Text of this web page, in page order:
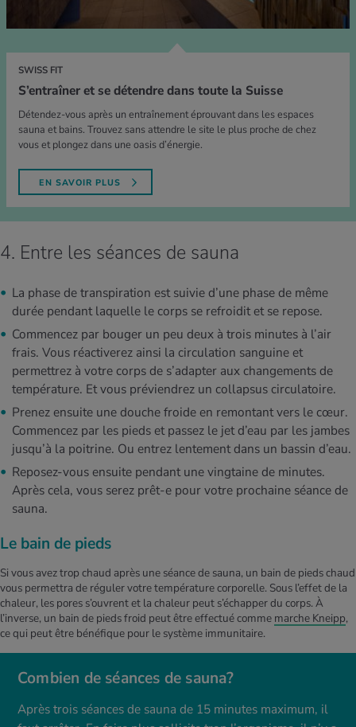
SWISS FIT
S’entraîner et se détendre dans toute la Suisse
Détendez-vous après un entraînement éprouvant dans les espaces
sauna et bains. Trouvez sans attendre le site le plus proche de chez
vous et plongez dans une oasis d’énergie.
EN SAVOIR PLUS
4. Entre les séances de sauna
Combien de séances de sauna?
Après trois séances de sauna de 15 minutes maximum, il
La phase de transpiration est suivie d’une phase de même
durée pendant laquelle le corps se refroidit et se repose.
Commencez par bouger un peu deux à trois minutes à l’air
frais. Vous réactiverez ainsi la circulation sanguine et
permettrez à votre corps de s’adapter aux changements de
température. Et vous préviendrez un collapsus circulatoire.
Prenez ensuite une douche froide en remontant vers le cœur.
Commencez par les pieds et passez le jet d’eau par les jambes
jusqu’à la poitrine. Ou entrez lentement dans un bassin d’eau.
Reposez-vous ensuite pendant une vingtaine de minutes.
Après cela, vous serez prêt-e pour votre prochaine séance de
sauna.
Le bain de pieds
Si vous avez trop chaud après une séance de sauna, un bain de pieds chaud
vous permettra de réguler votre température corporelle. Sous l’effet de la
chaleur, les pores s’ouvrent et la chaleur peut s’échapper du corps. À
l’inverse, un bain de pieds froid peut être effectué comme marche Kneipp,
ce qui peut être bénéfique pour le système immunitaire.